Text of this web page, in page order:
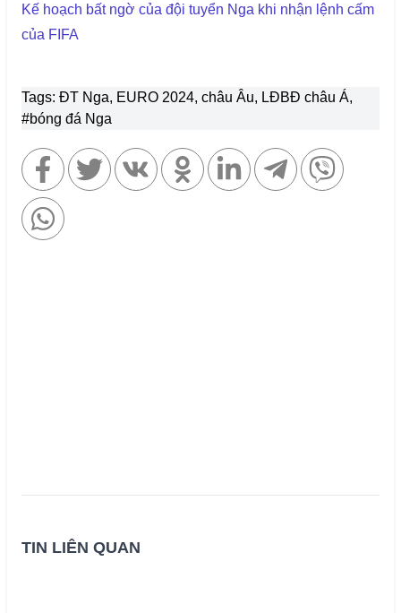
Kế hoạch bất ngờ của đội tuyển Nga khi nhận lệnh cấm
của FIFA
Tags: ĐT Nga, EURO 2024, châu Âu, LĐBĐ châu Á,
#bóng đá Nga
TIN LIÊN QUAN